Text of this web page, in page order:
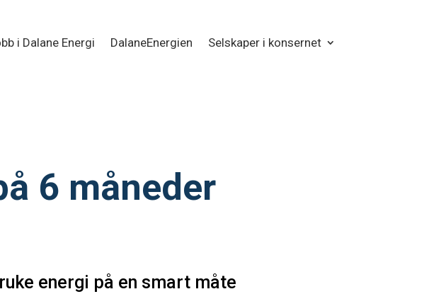
i Dalane Energi DalaneEnergien Selskaper i konsernet
6 måneder
energi på en smart måte